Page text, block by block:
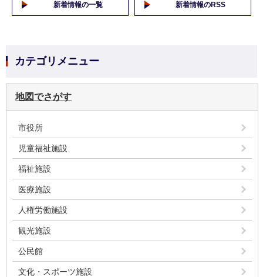
新着情報の一覧 新着情報のRSS
カテゴリメニュー
地図でさがす
市役所
児童福祉施設
福祉施設
医療施設
人権労働施設
観光施設
公民館
文化・スポーツ施設